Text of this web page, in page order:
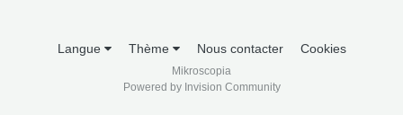
Langue Thème Nous contacter Cookies
Mikroscopia
Powered by Invision Community